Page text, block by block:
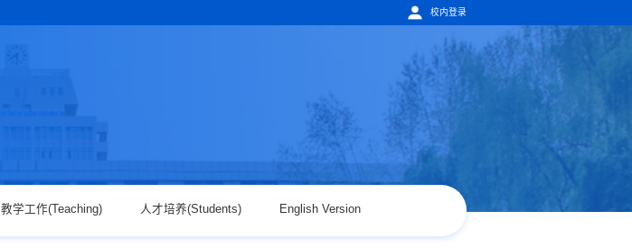
校内登录
教学工作(Teaching) 人才培养(Students) English Version